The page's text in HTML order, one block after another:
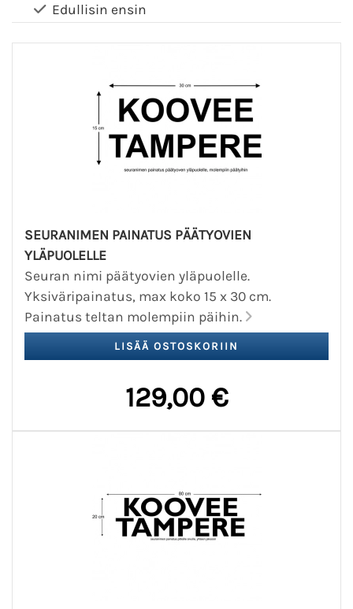
Edullisin ensin
SEURANIMEN PAINATUS PÄÄTYOVIEN
YLÄPUOLELLE
Seuran nimi päätyovien yläpuolelle.
Yksiväripainatus, max koko 15 x 30 cm.
Painatus teltan molempiin päihin.
129,00 €